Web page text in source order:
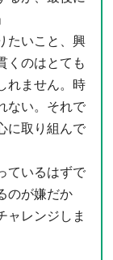
たいこと、興
くのはとても
れません。時
ない。それで
に取り組んで
ているはずで
のが嫌だか
ャレンジしま